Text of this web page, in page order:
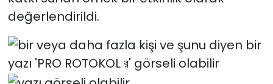
değerlendirildi.